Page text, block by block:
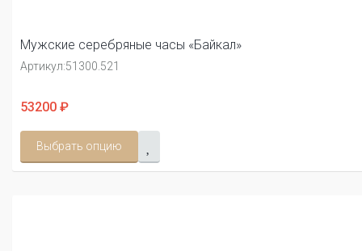
Мужские серебряные часы «Байкал»
Артикул:51300.521
53200 ₽
Выбрать опцию